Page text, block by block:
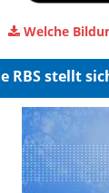
Welche
RBS stellt